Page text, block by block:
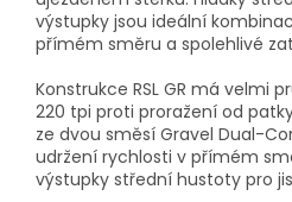
výstupky jsou ideální
přímém směru a spolehlivé
Konstrukce RSL GR má velmi
220 tpi proti proražení od
ze dvou směsí Gravel Dual-
udržení rychlosti v přímém
výstupky střední hustoty pro